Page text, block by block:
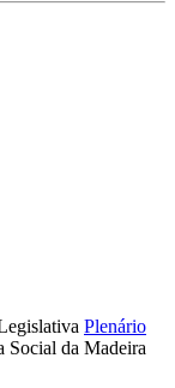
Plenário
Social da Madeira